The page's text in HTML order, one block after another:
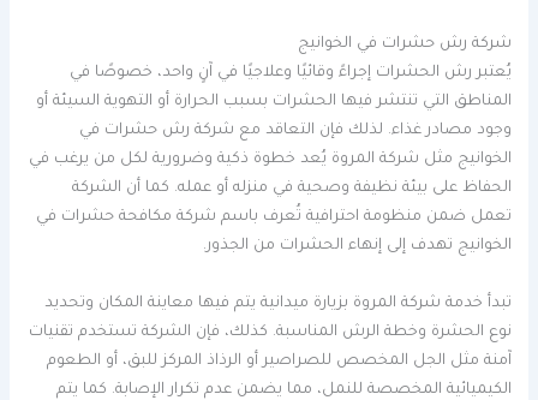
شركة رش حشرات في الخوانيج
يُعتبر رش الحشرات إجراءً وقائيًا وعلاجيًا في آنٍ واحد، خصوصًا في
المناطق التي تنتشر فيها الحشرات بسبب الحرارة أو التهوية السيئة أو
وجود مصادر غذاء. لذلك فإن التعاقد مع شركة رش حشرات في
الخوانيج مثل شركة المروة يُعد خطوة ذكية وضرورية لكل من يرغب في
الحفاظ على بيئة نظيفة وصحية في منزله أو عمله. كما أن الشركة
تعمل ضمن منظومة احترافية تُعرف باسم شركة مكافحة حشرات في
الخوانيج تهدف إلى إنهاء الحشرات من الجذور.
تبدأ خدمة شركة المروة بزيارة ميدانية يتم فيها معاينة المكان وتحديد
نوع الحشرة وخطة الرش المناسبة. كذلك، فإن الشركة تستخدم تقنيات
آمنة مثل الجل المخصص للصراصير أو الرذاذ المركز للبق، أو الطعوم
الكيميائية المخصصة للنمل، مما يضمن عدم تكرار الإصابة. كما يتم